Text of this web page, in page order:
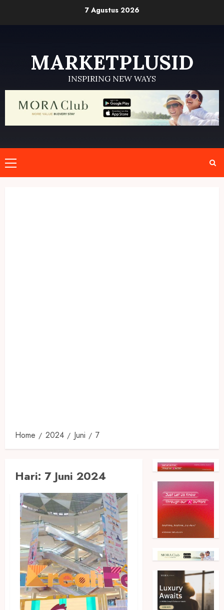
7 Agustus 2026
MARKETPLUSID
INSPIRING NEW WAYS
Primary
Menu
Home 2024 Juni 7
Hari: 7 Juni 2024